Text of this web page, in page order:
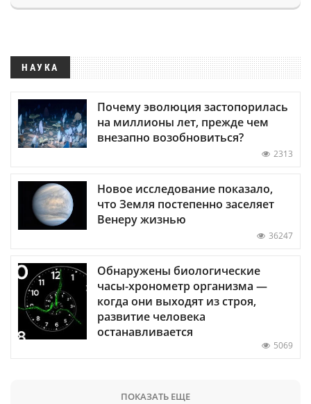
НАУКА
Почему эволюция застопорилась
на миллионы лет, прежде чем
внезапно возобновиться?
2313
Новое исследование показало,
что Земля постепенно заселяет
Венеру жизнью
36247
Обнаружены биологические
часы-хронометр организма —
когда они выходят из строя,
развитие человека
останавливается
5069
ПОКАЗАТЬ ЕЩЕ